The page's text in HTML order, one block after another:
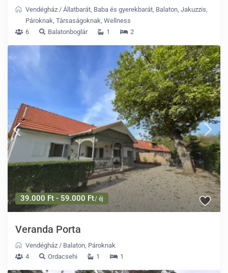
Vendégház /Állatbarát Baba és gyerekbarát Balaton ,Jakuzzis
Pároknak ,Társaságoknak ,Wellness
6
Balatonboglár 1 2
39.000 Ft - 59.000 Ft/ éj
Veranda Porta
Vendégház / Balaton Pároknak
4
Ordacsehi 1 1